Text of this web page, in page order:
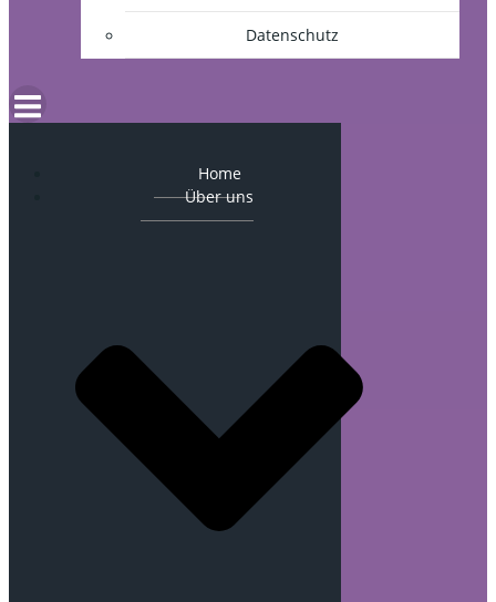
Datenschutz
Home
Über uns